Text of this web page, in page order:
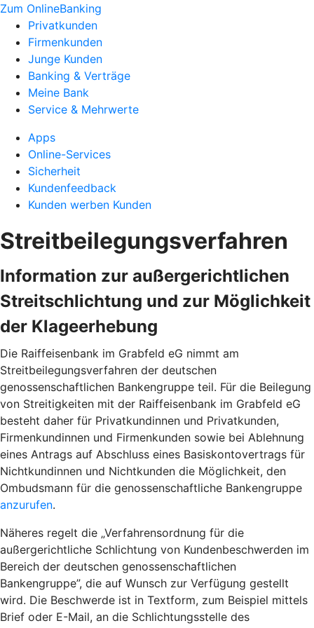
Zum OnlineBanking
Privatkunden
Firmenkunden
Junge Kunden
Banking & Verträge
Meine Bank
Service & Mehrwerte
Apps
Online-Services
Sicherheit
Kundenfeedback
Kunden werben Kunden
Streitbeilegungsverfahren
Information zur außergerichtlichen
Streitschlichtung und zur Möglichkeit
der Klageerhebung
Die Raiffeisenbank im Grabfeld eG nimmt am
Streitbeilegungsverfahren der deutschen
genossenschaftlichen Bankengruppe teil. Für die Beilegung
von Streitigkeiten mit der Raiffeisenbank im Grabfeld eG
besteht daher für Privatkundinnen und Privatkunden,
Firmenkundinnen und Firmenkunden sowie bei Ablehnung
eines Antrags auf Abschluss eines Basiskontovertrags für
Nichtkundinnen und Nichtkunden die Möglichkeit, den
Ombudsmann für die genossenschaftliche Bankengruppe
anzurufen.
Näheres regelt die „Verfahrensordnung für die
außergerichtliche Schlichtung von Kundenbeschwerden im
Bereich der deutschen genossenschaftlichen
Bankengruppe”, die auf Wunsch zur Verfügung gestellt
wird. Die Beschwerde ist in Textform, zum Beispiel mittels
Brief oder E-Mail, an die Schlichtungsstelle des